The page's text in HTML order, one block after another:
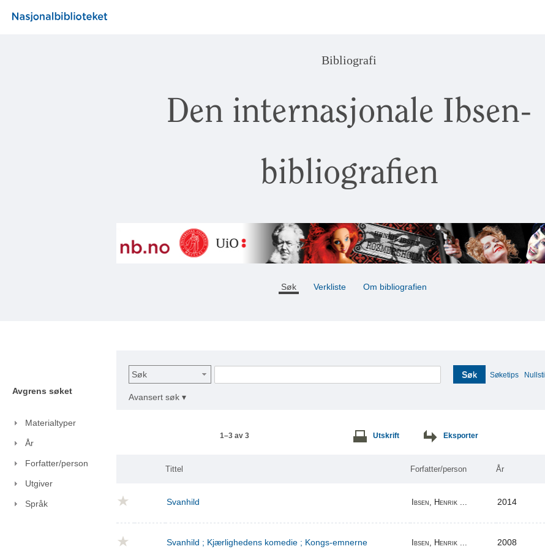
Bibliografi
Den internasjonale Ibsen-
bibliografien
Søk Verkliste Om bibliografien
Avgrens søket
Materialtyper
År
Forfatter/person
Utgiver
Språk
Søk Søk Søketips Nullstill
Avansert søk ▾
1–3 av 3 Utskrift Eksporter
Tittel Forfatter/person År
Svanhild Ibsen, Henrik ... 2014
Svanhild ; Kjærlighedens komedie ; Kongs-emnerne Ibsen, Henrik ... 2008